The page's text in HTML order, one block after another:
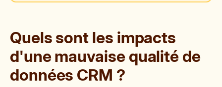
Quels sont les impacts
d'une mauvaise qualité de
données CRM ?